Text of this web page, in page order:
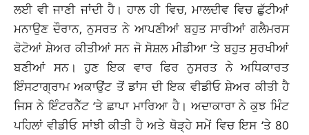
ਲਈ ਵੀ ਜਾਣੀ ਜਾਂਦੀ ਹੈ। ਹਾਲ ਹੀ ਵਿਚ, ਮਾਲਦੀਵ ਵਿਚ ਛੁੱਟੀਆਂ
ਮਨਾਉਣ ਦੌਰਾਨ, ਨੁਸਰਤ ਨੇ ਆਪਣੀਆਂ ਬਹੁਤ ਸਾਰੀਆਂ ਗਲੈਮਰਸ
ਫੋਟੋਆਂ ਸ਼ੇਅਰ ਕੀਤੀਆਂ ਸਨ ਜੋ ਸੋਸ਼ਲ ਮੀਡੀਆ ‘ਤੇ ਬਹੁਤ ਸੁਰਖੀਆਂ
ਬਣੀਆਂ ਸਨ। ਹੁਣ ਇਕ ਵਾਰ ਫਿਰ ਨੁਸਰਤ ਨੇ ਅਧਿਕਾਰਤ
ਇੰਸਟਾਗ੍ਰਾਮ ਅਕਾਉਂਟ ਤੋਂ ਡਾਂਸ ਦੀ ਇਕ ਵੀਡੀਓ ਸ਼ੇਅਰ ਕੀਤੀ ਹੈ
ਜਿਸ ਨੇ ਇੰਟਰਨੈੱਟ ‘ਤੇ ਛਾਪਾ ਮਾਰਿਆ ਹੈ। ਅਦਾਕਾਰਾ ਨੇ ਕੁਝ ਮਿੰਟ
ਪਹਿਲਾਂ ਵੀਡੀਓ ਸਾਂਝੀ ਕੀਤੀ ਹੈ ਅਤੇ ਥੋੜ੍ਹੇ ਸਮੇਂ ਵਿਚ ਇਸ ‘ਤੇ 80